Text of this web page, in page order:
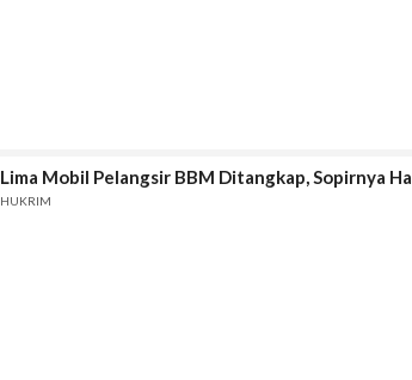
Lima Mobil Pelangsir BBM Ditangkap, Sopirnya
HUKRIM